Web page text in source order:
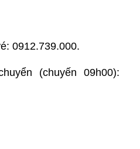
0912.739.000.
(chuyến 09h00):